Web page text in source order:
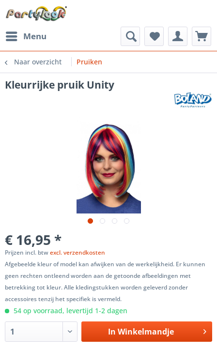
Menu
Naar overzicht Pruiken
Kleurrijke pruik Unity
€ 16,95 *
Prijzen incl. btwexcl. verzendkosten
Afgebeelde kleur of model kan afwijken van de werkelijkheid. Er kunnen
geen rechten ontleend worden aan de getoonde afbeeldingen met
betrekking tot kleur. Alle kledingstukken worden geleverd zonder
accessoires tenzij het specifiek is vermeld.
54 op voorraad, levertijd 1-2 dagen
In Winkelmandje